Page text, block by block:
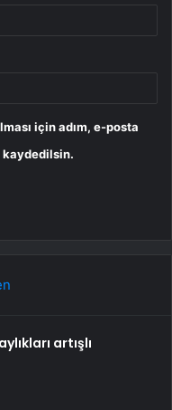
için adım, e-posta
kaydedilsin.
artışlı